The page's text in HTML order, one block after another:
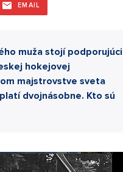
EMAIL
muža stojí podporujúci
hokejovej
majstrovstve sveta
dvojnásobne. Kto sú